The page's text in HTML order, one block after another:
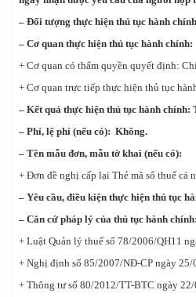
– Đối tượng thực hiện thủ tục hành
– Cơ quan thực hiện thủ tục hành chính:
+ Cơ quan có thẩm quyền quyết định:
+ Cơ quan trực tiếp thực hiện thủ tục
– Kết quả thực hiện thủ tục hành chính:
– Phí, lệ phí (nếu có): Không.
– Tên mẫu đơn, mẫu tờ khai (nếu có):
+ Đơn đề nghị cấp lại Thẻ mã số thuế cá
– Yêu cầu, điều kiện thực hiện thủ tục
– Căn cứ pháp lý của thủ tục hành chính:
+ Luật Quản lý thuế số 78/2006/QH11
+ Nghị định số 85/2007/NĐ-CP ngày 25/
+ Thông tư số 80/2012/TT-BTC ngày